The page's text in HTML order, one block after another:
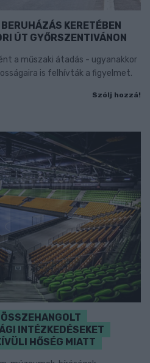
KERETÉBEN
ÚT GYŐRSZENTIVÁNON
a műszaki átadás - ugyanakkor
is felhívták a figyelmet.
Szólj hozzá!
INTÉZKEDÉSEKET
HŐSÉG MIATT